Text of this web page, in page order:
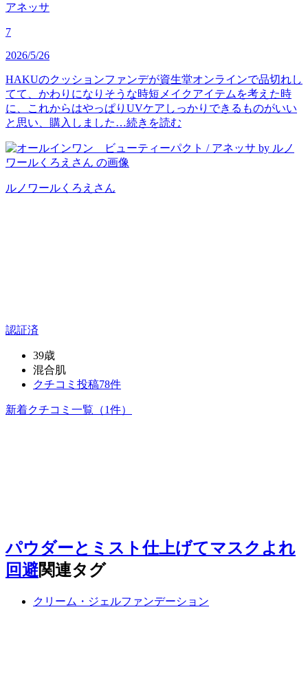
アネッサ
7
2026/5/26
HAKUのクッションファンデが資生堂オンラインで品切れし
てて、かわりになりそうな時短メイクアイテムを考えた時
に、これからはやっぱりUVケアしっかりできるものがいい
と思い、購入しました…続きを読む
ルノワールくろえ さん
認証済
39歳
混合肌
クチコミ投稿78件
新着クチコミ一覧 （1件）
パウダーとミスト仕上げてマスクよれ
回避関連タグ
クリーム・ジェルファンデーション